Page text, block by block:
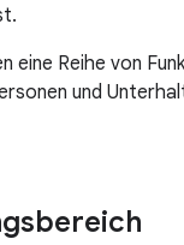
eine Reihe von
und